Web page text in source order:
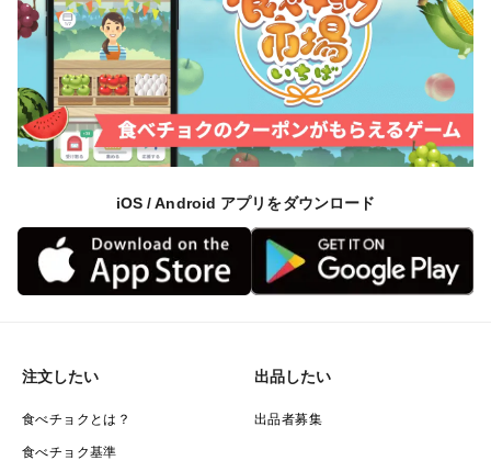
iOS / Android アプリをダウンロード
注文したい
食べチョクとは？
食べチョク基準
出品したい
出品者募集